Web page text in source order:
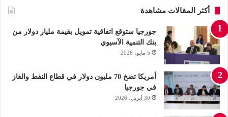
أكثر المقالات مشاهدة
جورجيا ستوقع اتفاقية تمويل بقيمة مليار دولار من
بنك التنمية الآسيوي
5 مايو، 2026
أمريكا تضخ 70 مليون دولار في قطاع النفط والغاز
في جورجيا
30 أبريل، 2026